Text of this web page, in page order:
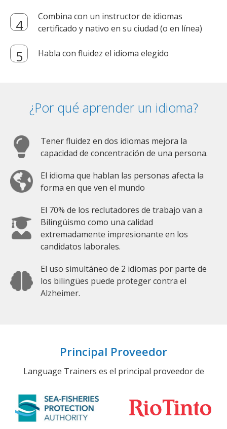
Combina con un instructor de idiomas
certificado y nativo en su ciudad (o en línea)
Habla con fluidez el idioma elegido
¿Por qué aprender un idioma?
Tener fluidez en dos idiomas mejora la
capacidad de concentración de una persona.
El idioma que hablan las personas afecta la
forma en que ven el mundo
El 70% de los reclutadores de trabajo van a
Bilingüismo como una calidad
extremadamente impresionante en los
candidatos laborales.
El uso simultáneo de 2 idiomas por parte de
los bilingües puede proteger contra el
Alzheimer.
Principal Proveedor
Language Trainers es el principal proveedor de